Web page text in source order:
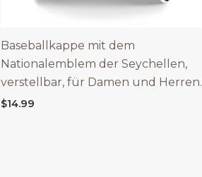
Baseballkappe mit dem
Nationalemblem der Seychellen,
verstellbar, für Damen und Herren.
$14.99